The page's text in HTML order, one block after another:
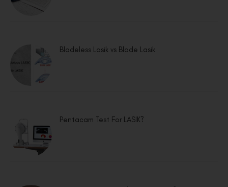
Bladeless Lasik vs Blade Lasik
Pentacam Test For LASIK?